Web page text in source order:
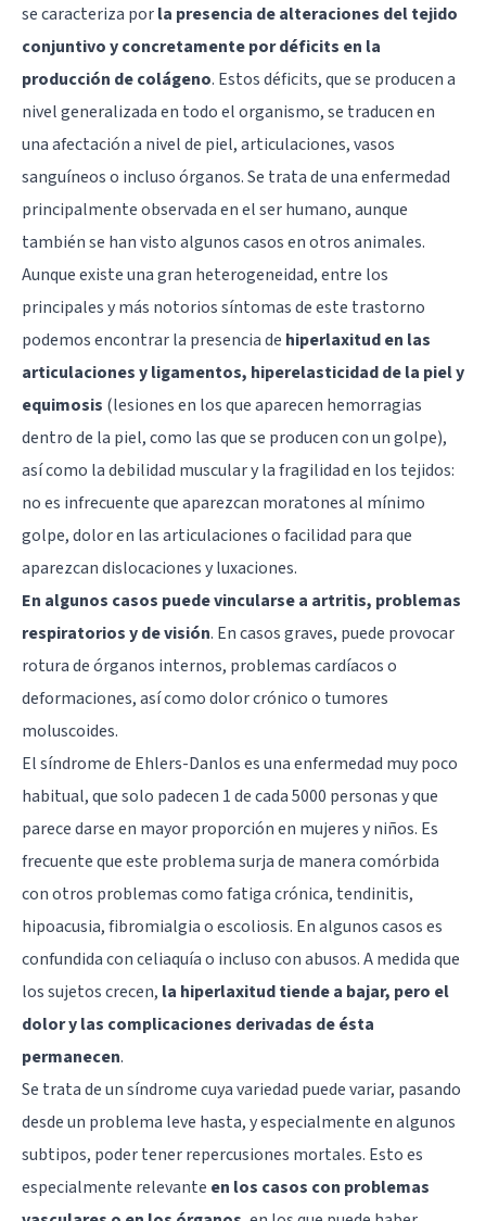
se caracteriza porla presencia de alteraciones del tejido
conjuntivo y concretamente por déficits en la
producción de colágeno. Estos déficits, que se producen a
nivel generalizada en todo el organismo, se traducen en
una afectación a nivel de piel, articulaciones, vasos
sanguíneos o incluso órganos. Se trata de una enfermedad
principalmente observada en el ser humano, aunque
también se han visto algunos casos en otros animales.
Aunque existe una gran heterogeneidad, entre los
principales y más notorios síntomas de este trastorno
podemos encontrar la presencia de hiperlaxitud en las
articulaciones y ligamentos, hiperelasticidad de la piel y
equimosis (lesiones en los que aparecen hemorragias
dentro de la piel, como las que se producen con un golpe),
así como la debilidad muscular y la fragilidad en los tejidos:
no es infrecuente que aparezcan moratones al mínimo
golpe, dolor en las articulaciones o facilidad para que
aparezcan dislocaciones y luxaciones.
En algunos casos puede vincularse a artritis, problemas
respiratorios y de visión. En casos graves, puede provocar
rotura de órganos internos, problemas cardíacos o
deformaciones, así como dolor crónico o tumores
moluscoides.
El síndrome de Ehlers-Danlos es una enfermedad muy poco
habitual, que solo padecen 1 de cada 5000 personas y que
parece darse en mayor proporción en mujeres y niños. Es
frecuente que este problema surja de manera comórbida
con otros problemas como fatiga crónica, tendinitis,
hipoacusia, fibromialgia o escoliosis. En algunos casos es
confundida con celiaquía o incluso con abusos. A medida que
los sujetos crecen, la hiperlaxitud tiende a bajar, pero el
dolor y las complicaciones derivadas de ésta
permanecen.
Se trata de un síndrome cuya variedad puede variar, pasando
desde un problema leve hasta, y especialmente en algunos
subtipos, poder tener repercusiones mortales. Esto es
especialmente relevante en los casos con problemas